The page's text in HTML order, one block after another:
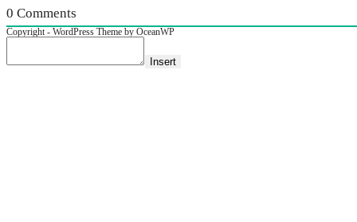
0 Comments
Copyright - WordPress Theme by OceanWP
Insert